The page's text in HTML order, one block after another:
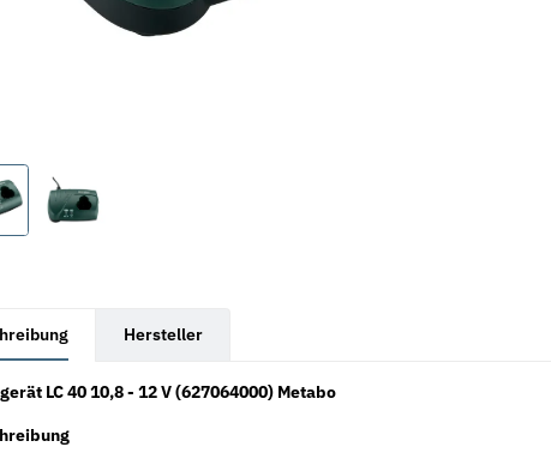
Hersteller
LC 40 10,8 - 12 V (627064000) Metabo